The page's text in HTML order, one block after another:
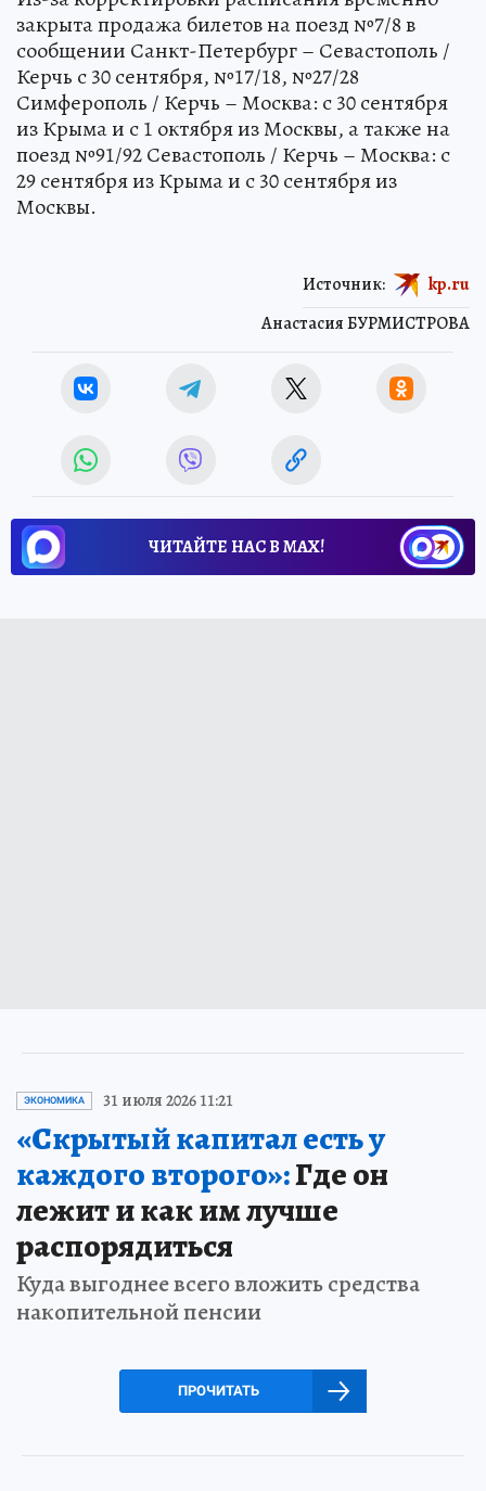
закрыта продажа билетов на поезд №7/8 в
сообщении Санкт-Петербург – Севастополь /
Керчь с 30 сентября, №17/18, №27/28
Симферополь / Керчь – Москва: с 30 сентября
из Крыма и с 1 октября из Москвы, а также на
поезд №91/92 Севастополь / Керчь – Москва: с
29 сентября из Крыма и с 30 сентября из
Москвы.
Анастасия БУРМИСТРОВА
Источник: kp.ru
ЧИТАЙТЕ НАС В МАХ!
ЭКОНОМИКА 31 июля 2026 11:21
«Скрытый капитал есть у
каждого второго»:Где он
лежит и как им лучше
распорядиться
Куда выгоднее всего вложить средства
накопительной пенсии
ПРОЧИТАТЬ